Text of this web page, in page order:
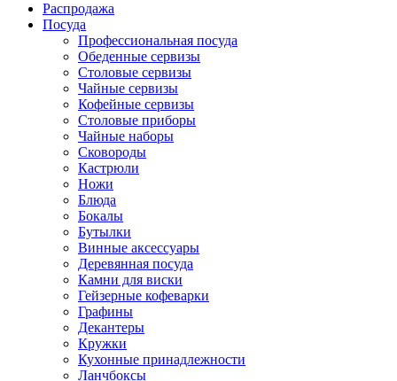
Распродажа
Посуда
Профессиональная посуда
Обеденные сервизы
Столовые сервизы
Чайные сервизы
Кофейные сервизы
Столовые приборы
Чайные наборы
Сковороды
Кастрюли
Ножи
Блюда
Бокалы
Бутылки
Винные аксессуары
Деревянная посуда
Камни для виски
Гейзерные кофеварки
Графины
Декантеры
Кружки
Кухонные принадлежности
Ланчбоксы